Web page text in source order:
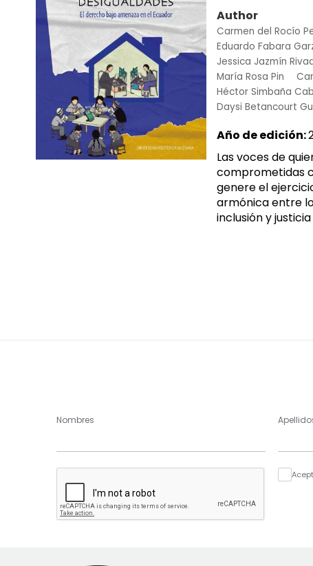
Author
Carmen del Rocío
Eduardo Fabara
Jessica Jazmín
María Rosa Pin
Héctor Simbaña
Daysi Betancourt
Año de edición:
Las voces de
comprometidas
genere el
armónica entre
inclusión y
Nombres